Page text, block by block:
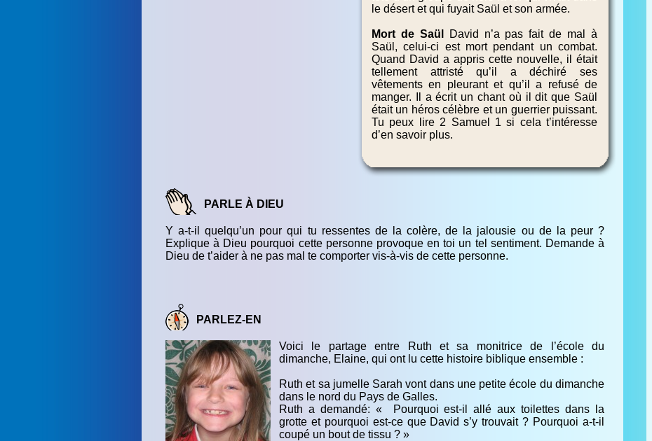
le désert et qui fuyait Saül et son armée.
Mort de Saül
David n’a pas fait de mal à
Saül, celui-ci est mort pendant un combat.
Quand David a appris cette nouvelle, il était
tellement attristé qu’il a déchiré ses
vêtements en pleurant et qu’il a refusé de
manger. Il a écrit un chant où il dit que Saül
était un héros célèbre et un guerrier puissant.
Tu peux lire 2 Samuel 1 si cela t’intéresse
d’en savoir plus.
PARLE À DIEU
Y a-t-il quelqu’un pour qui tu ressentes de la colère, de la jalousie ou de la peur ?
Explique à Dieu pourquoi cette personne provoque en toi un tel sentiment. Demande à
Dieu de t’aider à ne pas mal te comporter vis-à-vis de cette personne.
PARLEZ-EN
Voici le partage entre Ruth et sa monitrice de l’école du
dimanche, Elaine, qui ont lu cette histoire biblique ensemble :
Ruth et sa jumelle Sarah vont dans une petite école du dimanche
dans le nord du Pays de Galles.
Ruth a demandé: « Pourquoi est-il allé aux toilettes dans la
grotte et pourquoi est-ce que David s’y trouvait ? Pourquoi a-t-il
coupé un bout de tissu ? »